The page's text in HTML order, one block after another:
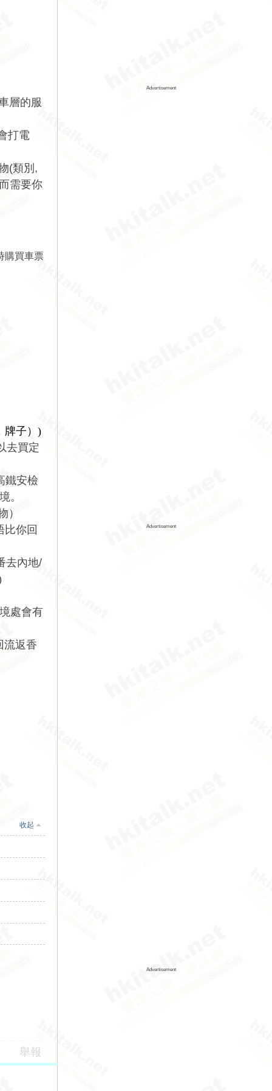
層的服
打電
(類別,
需要你
購買車票
牌子）)
去買定
鐵安檢
。
）
比你回
去內地/
處會有
流返香
收起
舉報
Advertisement
Advertisement
Advertisement